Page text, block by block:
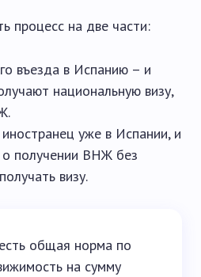
процесс на две части:
въезда в Испанию – и
национальную визу,
уже в Испании, и
о получении ВНЖ без
визу.
общая норма по
на сумму